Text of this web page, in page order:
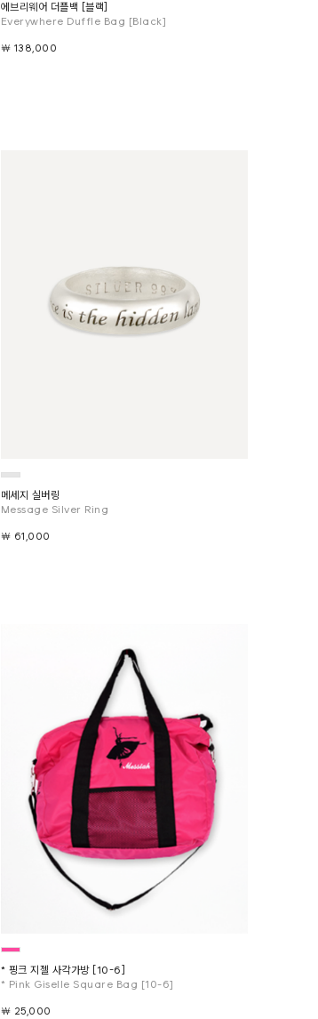
에브리웨어 더플백 [블랙]
Everywhere Duffle Bag [Black]
￦ 138,000
메세지 실버링
Message Silver Ring
￦ 61,000
* 핑크 지젤 사각가방 [10-6]
* Pink Giselle Square Bag [10-6]
￦ 25,000